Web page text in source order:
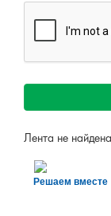
Лента не найдена
Решаем вместе